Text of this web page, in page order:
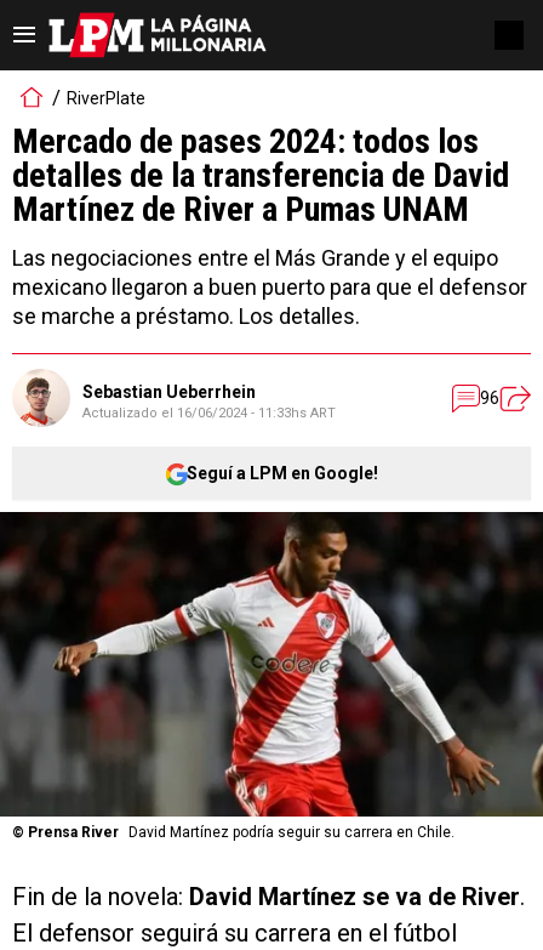
RiverPlate
Mercado de pases 2024: todos los
detalles de la transferencia de David
Martínez de River a Pumas UNAM
Las negociaciones entre el Más Grande y el equipo
mexicano llegaron a buen puerto para que el defensor
se marche a préstamo. Los detalles.
Sebastian Ueberrhein
Actualizado el 16/06/2024 - 11:33hs ART
96
Seguí a LPM en Google!
© Prensa River David Martínez podría seguir su carrera en Chile.
Fin de la novela: David Martínez se va de River.
El defensor seguirá su carrera en el fútbol